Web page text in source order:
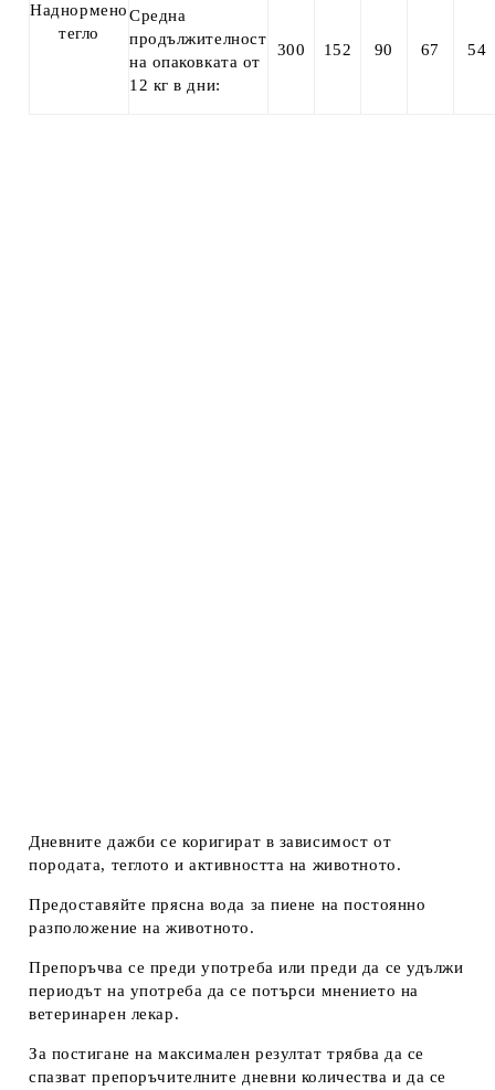
Наднормено
тегло
Средна
продължителност
на опаковката от
12 кг в дни:
300 152 90 67 54
Дневните дажби се коригират в зависимост от
породата, теглото и активността на животното.
Предоставяйте прясна вода за пиене на постоянно
разположение на животното.
Препоръчва се преди употреба или преди да се удължи
периодът на употреба да се потърси мнението на
ветеринарен лекар.
За постигане на максимален резултат трябва да се
спазват препоръчителните дневни количества и да се